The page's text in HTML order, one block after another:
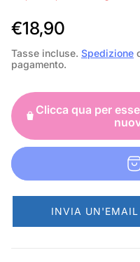
P
r
e
z
z
o
n
o
r
m
€18,90
Tasse incluse. Spedizione
pagamento.
Clicca qua per
INVIA UN'EMAIL